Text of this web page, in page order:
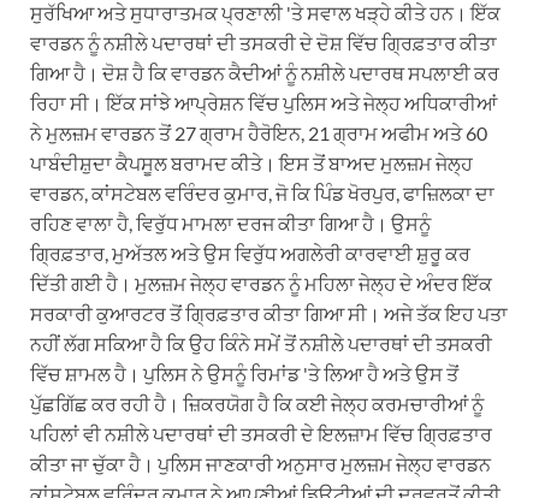
ਸੁਰੱਖਿਆ ਅਤੇ ਸੁਧਾਰਾਤਮਕ ਪ੍ਰਣਾਲੀ 'ਤੇ ਸਵਾਲ ਖੜ੍ਹੇ ਕੀਤੇ ਹਨ। ਇੱਕ
ਵਾਰਡਨ ਨੂੰ ਨਸ਼ੀਲੇ ਪਦਾਰਥਾਂ ਦੀ ਤਸਕਰੀ ਦੇ ਦੋਸ਼ ਵਿੱਚ ਗ੍ਰਿਫ਼ਤਾਰ ਕੀਤਾ
ਗਿਆ ਹੈ। ਦੋਸ਼ ਹੈ ਕਿ ਵਾਰਡਨ ਕੈਦੀਆਂ ਨੂੰ ਨਸ਼ੀਲੇ ਪਦਾਰਥ ਸਪਲਾਈ ਕਰ
ਰਿਹਾ ਸੀ। ਇੱਕ ਸਾਂਝੇ ਆਪ੍ਰੇਸ਼ਨ ਵਿੱਚ ਪੁਲਿਸ ਅਤੇ ਜੇਲ੍ਹ ਅਧਿਕਾਰੀਆਂ
ਨੇ ਮੁਲਜ਼ਮ ਵਾਰਡਨ ਤੋਂ 27 ਗ੍ਰਾਮ ਹੈਰੋਇਨ, 21 ਗ੍ਰਾਮ ਅਫੀਮ ਅਤੇ 60
ਪਾਬੰਦੀਸ਼ੁਦਾ ਕੈਪਸੂਲ ਬਰਾਮਦ ਕੀਤੇ। ਇਸ ਤੋਂ ਬਾਅਦ ਮੁਲਜ਼ਮ ਜੇਲ੍ਹ
ਵਾਰਡਨ, ਕਾਂਸਟੇਬਲ ਵਰਿੰਦਰ ਕੁਮਾਰ, ਜੋ ਕਿ ਪਿੰਡ ਖੋਰਪੁਰ, ਫਾਜ਼ਿਲਕਾ ਦਾ
ਰਹਿਣ ਵਾਲਾ ਹੈ, ਵਿਰੁੱਧ ਮਾਮਲਾ ਦਰਜ ਕੀਤਾ ਗਿਆ ਹੈ। ਉਸਨੂੰ
ਗ੍ਰਿਫ਼ਤਾਰ, ਮੁਅੱਤਲ ਅਤੇ ਉਸ ਵਿਰੁੱਧ ਅਗਲੇਰੀ ਕਾਰਵਾਈ ਸ਼ੁਰੂ ਕਰ
ਦਿੱਤੀ ਗਈ ਹੈ। ਮੁਲਜ਼ਮ ਜੇਲ੍ਹ ਵਾਰਡਨ ਨੂੰ ਮਹਿਲਾ ਜੇਲ੍ਹ ਦੇ ਅੰਦਰ ਇੱਕ
ਸਰਕਾਰੀ ਕੁਆਰਟਰ ਤੋਂ ਗ੍ਰਿਫ਼ਤਾਰ ਕੀਤਾ ਗਿਆ ਸੀ। ਅਜੇ ਤੱਕ ਇਹ ਪਤਾ
ਨਹੀਂ ਲੱਗ ਸਕਿਆ ਹੈ ਕਿ ਉਹ ਕਿੰਨੇ ਸਮੇਂ ਤੋਂ ਨਸ਼ੀਲੇ ਪਦਾਰਥਾਂ ਦੀ ਤਸਕਰੀ
ਵਿੱਚ ਸ਼ਾਮਲ ਹੈ। ਪੁਲਿਸ ਨੇ ਉਸਨੂੰ ਰਿਮਾਂਡ 'ਤੇ ਲਿਆ ਹੈ ਅਤੇ ਉਸ ਤੋਂ
ਪੁੱਛਗਿੱਛ ਕਰ ਰਹੀ ਹੈ। ਜ਼ਿਕਰਯੋਗ ਹੈ ਕਿ ਕਈ ਜੇਲ੍ਹ ਕਰਮਚਾਰੀਆਂ ਨੂੰ
ਪਹਿਲਾਂ ਵੀ ਨਸ਼ੀਲੇ ਪਦਾਰਥਾਂ ਦੀ ਤਸਕਰੀ ਦੇ ਇਲਜ਼ਾਮ ਵਿੱਚ ਗ੍ਰਿਫ਼ਤਾਰ
ਕੀਤਾ ਜਾ ਚੁੱਕਾ ਹੈ। ਪੁਲਿਸ ਜਾਣਕਾਰੀ ਅਨੁਸਾਰ ਮੁਲਜ਼ਮ ਜੇਲ੍ਹ ਵਾਰਡਨ